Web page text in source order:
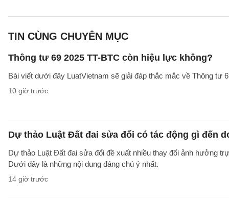
TIN CÙNG CHUYÊN MỤC
Thông tư 69 2025 TT-BTC còn hiệu lực không?
Bài viết dưới đây LuatVietnam sẽ giải đáp thắc mắc về Thông tư
10 giờ trước
Dự thảo Luật Đất đai sửa đổi có tác động gì đến
Dự thảo Luật Đất đai sửa đổi đề xuất nhiều thay đổi ảnh hưởng
Dưới đây là những nội dung đáng chú ý nhất.
14 giờ trước